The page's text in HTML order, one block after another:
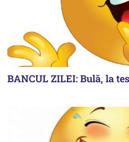
BANCUL ZILEI: Bulă, la